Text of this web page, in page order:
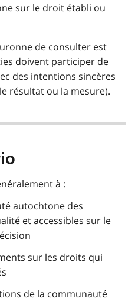
sur le droit établi ou
de consulter est
doivent participer de
des intentions sincères
résultat ou la mesure).
à :
autochtone des
et accessibles sur le
sur les droits qui
de la communauté